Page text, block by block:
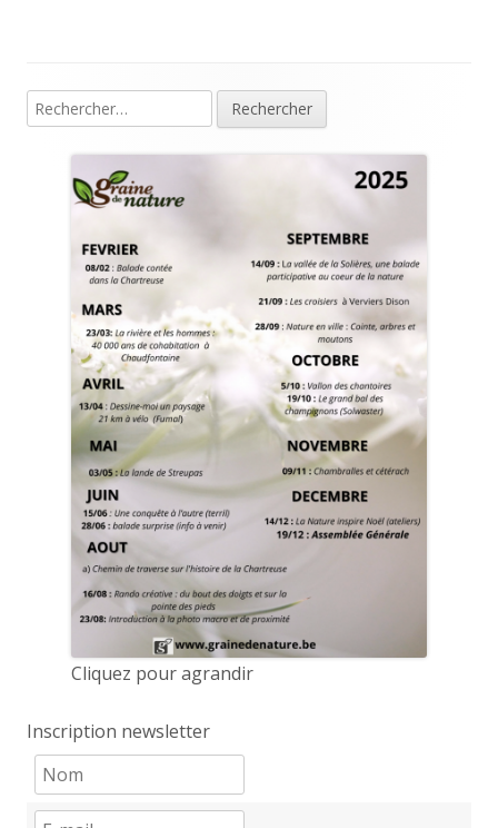
Colonne
principale
Rechercher :
Cliquez pour agrandir
Inscription newsletter